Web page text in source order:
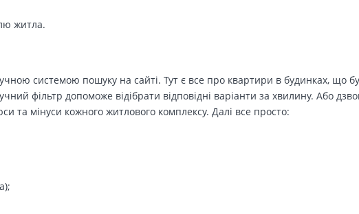
житла.
системою пошуку на сайті. Тут є все про квартири в будинках, що
фільтр допоможе відібрати відповідні варіанти за хвилину. Або
мінуси кожного житлового комплексу. Далі все просто: